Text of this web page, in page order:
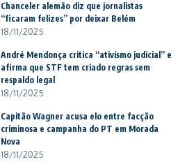
Chanceler alemão diz que jornalistas
“ficaram felizes” por deixar Belém
18/11/2025
André Mendonça critica “ativismo judicial” e
afirma que STF tem criado regras sem
respaldo legal
18/11/2025
Capitão Wagner acusa elo entre facção
criminosa e campanha do PT em Morada
Nova
18/11/2025